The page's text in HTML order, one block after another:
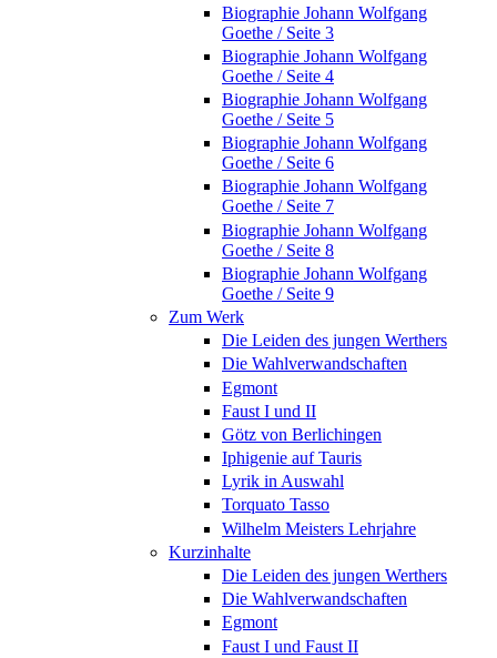
Biographie Johann Wolfgang
Goethe / Seite 3
Biographie Johann Wolfgang
Goethe / Seite 4
Biographie Johann Wolfgang
Goethe / Seite 5
Biographie Johann Wolfgang
Goethe / Seite 6
Biographie Johann Wolfgang
Goethe / Seite 7
Biographie Johann Wolfgang
Goethe / Seite 8
Biographie Johann Wolfgang
Goethe / Seite 9
Zum Werk
Die Leiden des jungen Werthers
Die Wahlverwandschaften
Egmont
Faust I und II
Götz von Berlichingen
Iphigenie auf Tauris
Lyrik in Auswahl
Torquato Tasso
Wilhelm Meisters Lehrjahre
Kurzinhalte
Die Leiden des jungen Werthers
Die Wahlverwandschaften
Egmont
Faust I und Faust II